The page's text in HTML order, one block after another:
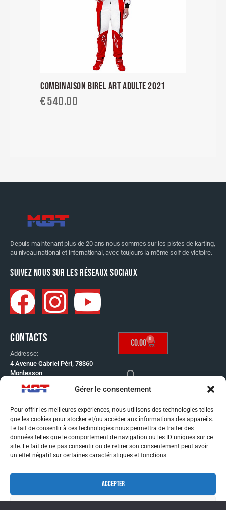
Gérer le consentement
Pour offrir les meilleures expériences, nous utilisons des technologies telles
que les cookies pour stocker et/ou accéder aux informations des appareils.
Le fait de consentir à ces technologies nous permettra de traiter des
données telles que le comportement de navigation ou les ID uniques sur ce
site. Le fait de ne pas consentir ou de retirer son consentement peut avoir
un effet négatif sur certaines caractéristiques et fonctions.
ACCEPTER
COMBINAISON BIREL ART ADULTE 2021
€540.00
Depuis maintenant plus de 20 ans nous sommes sur les pistes de karting,
au niveau national et international, avec toujours la même soif de victoire.
SUIVEZ NOUS SUR LES RÉSEAUX SOCIAUX
CONTACTS
Addresse:
4 Avenue Gabriel Péri, 78360
Montesson
Telephone:
01 30 53 65 60
Email:
info@mgt-distribution.fr
CONDITIONS GÉNÉRAL
DE VENTE
MENTIONS LÉGALES
MENTIONS LÉGALES
€0.00 0
SE CONNECTER